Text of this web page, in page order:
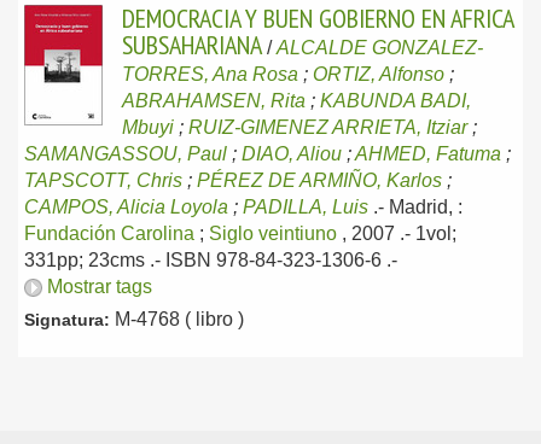
DEMOCRACIA Y BUEN GOBIERNO EN AFRICA
SUBSAHARIANA /ALCALDE GONZALEZ-
TORRES, Ana Rosa ; ORTIZ, Alfonso ;
ABRAHAMSEN, Rita ; KABUNDA BADI,
Mbuyi ; RUIZ-GIMENEZ ARRIETA, Itziar;
SAMANGASSOU, Paul ; DIAO, Aliou ;AHMED, Fatuma ;
TAPSCOTT, Chris ; PÉREZ DE ARMIÑO, Karlos ;
CAMPOS, Alicia Loyola ; PADILLA, Luis .- Madrid, :
Fundación Carolina ; Siglo veintiuno , 2007 .- 1vol;
331pp; 23cms .- ISBN 978-84-323-1306-6 .-
Mostrar tags
Signatura: M-4768 ( libro )